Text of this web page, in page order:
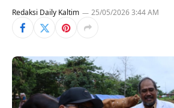
Redaksi Daily Kaltim 25/05/2026 3:44 AM